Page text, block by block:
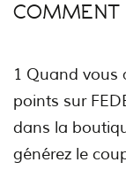
COMMENT
1 Quand vous
points sur
dans la
générez le